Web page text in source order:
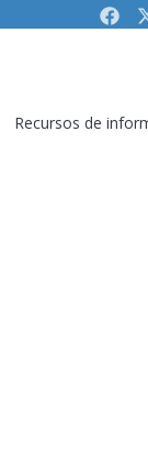
Recursos de